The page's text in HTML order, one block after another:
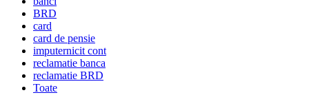
BRD
card
card de pensie
imputernicit cont
reclamatie banca
reclamatie BRD
Toate